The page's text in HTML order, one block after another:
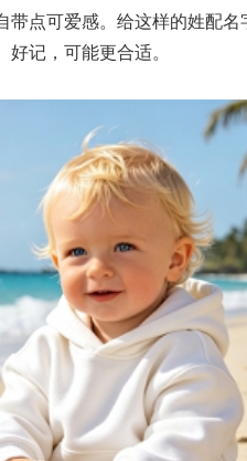
带点可爱感。给这样的姓配
好记，可能更合适。